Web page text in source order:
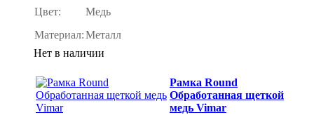
Цвет:
Медь
Материал:Металл
Нет в наличии
Рамка Round
Обработанная щеткой
медь Vimar